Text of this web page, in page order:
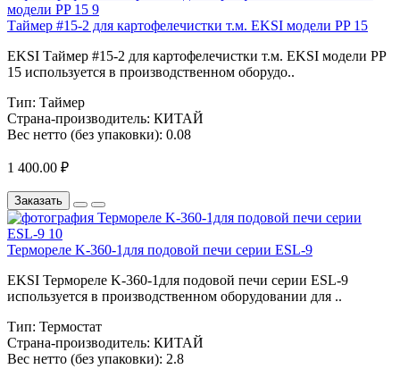
Таймер #15-2 для картофелечистки т.м. EKSI модели PP 15
EKSI Таймер #15-2 для картофелечистки т.м. EKSI модели PP
15 используется в производственном оборудо..
Тип: Таймер
Страна-производитель: КИТАЙ
Вес нетто (без упаковки): 0.08
1 400.00 ₽
Заказать
Термореле K-360-1для подовой печи серии ESL-9
EKSI Термореле K-360-1для подовой печи серии ESL-9
используется в производственном оборудовании для ..
Тип: Термостат
Страна-производитель: КИТАЙ
Вес нетто (без упаковки): 2.8